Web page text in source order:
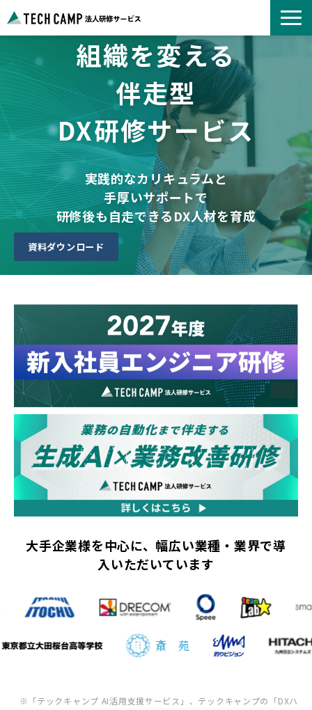
よくあるご質問
お知らせ
事例紹介一覧
コース一覧
選ばれる理由
パートナー募集
組織を変える
伴走型
DX研修サービス
実践的なカリキュラムと
手厚いサポートで
研修後も自走できるDX人材を育成
資料ダウンロード
大手企業様を中心に、幅広い業種・業界で導
入いただいています
※「テックキャンプ AI活用支援サービス」、テックキャンプの「DXハ